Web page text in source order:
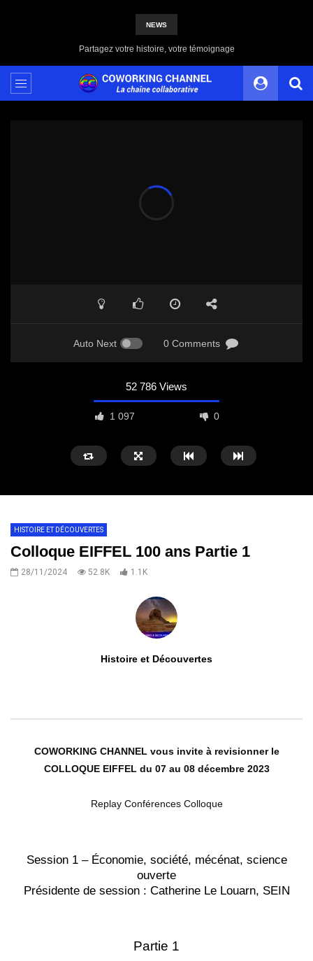
NEWS
Bureau partagé : une révolution dans notre façon de travailler
Auto Next 0 Comments
52 786 Views
1 097 0
HISTOIRE ET DÉCOUVERTES
Colloque EIFFEL 100 ans Partie 1
28/11/2024 52.8K 1.1K
Histoire et Découvertes
COWORKING CHANNEL vous invite à revisionner le
COLLOQUE EIFFEL du 07 au 08 décembre 2023
Replay Conférences Colloque
Session 1 – Économie, société, mécénat, science
ouverte
Présidente de session : Catherine Le Louarn, SEIN
Partie 1